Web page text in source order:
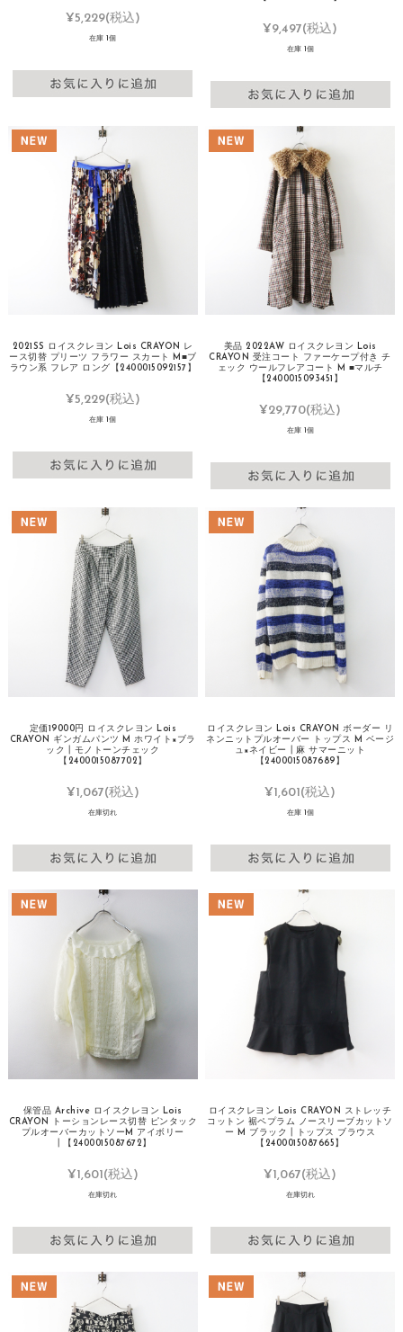
¥5,229(税込)
在庫 1個
¥9,497(税込)
在庫 1個
2021SS ロイスクレヨン Lois CRAYON レ
ース切替 プリーツ フラワー スカート M■ブ
ラウン系 フレア ロング【2400015092157】
¥5,229(税込)
在庫 1個
美品 2022AW ロイスクレヨン Lois
CRAYON 受注コート ファーケープ付き チ
ェック ウールフレアコート M ■マルチ
【2400015093451】
¥29,770(税込)
在庫 1個
定価19000円 ロイスクレヨン Lois
CRAYON ギンガムパンツ M ホワイト×ブラ
ック┃モノトーンチェック
【2400015087702】
¥1,067(税込)
在庫切れ
ロイスクレヨン Lois CRAYON ボーダー リ
ネンニットプルオーバー トップス M ベージ
ュ×ネイビー┃麻 サマーニット
【2400015087689】
¥1,601(税込)
在庫 1個
保管品 Archive ロイスクレヨン Lois
CRAYON トーションレース切替 ピンタック
プルオーバーカットソーM アイボリー
┃【2400015087672】
¥1,601 (税込)
在庫切れ
ロイスクレヨン Lois CRAYON ストレッチ
コットン 裾ペプラム ノースリーブカットソ
ー M ブラック┃トップス ブラウス
【2400015087665】
¥1,067(税込)
在庫切れ